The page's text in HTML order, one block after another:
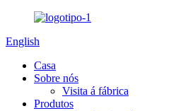
English
Casa
Sobre nós
Visita á fábrica
Produtos